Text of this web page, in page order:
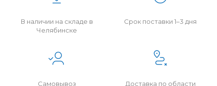
В наличии на складе в
Челябинске
Срок поставки 1–3 дня
Самовывоз Доставка по области